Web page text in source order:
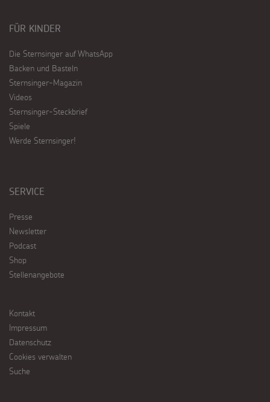
FÜR KINDER
Die Sternsinger auf WhatsApp
Backen und Basteln
Sternsinger-Magazin
Videos
Sternsinger-Steckbrief
Spiele
Werde Sternsinger!
SERVICE
Presse
Newsletter
Podcast
Shop
Stellenangebote
Kontakt
Impressum
Datenschutz
Cookies verwalten
Suche